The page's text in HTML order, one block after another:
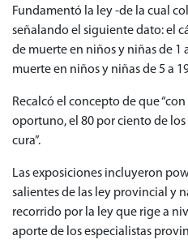
Fundamentó la ley -de la cual
señalando el siguiente dato: el
de muerte en niños y niñas de 1
muerte en niños y niñas de 5 a
Recalcó el concepto de que
oportuno, el 80 por ciento de los
cura”.
Las exposiciones incluyeron
salientes de las ley provincial y
recorrido por la ley que rige a
aporte de los especialistas